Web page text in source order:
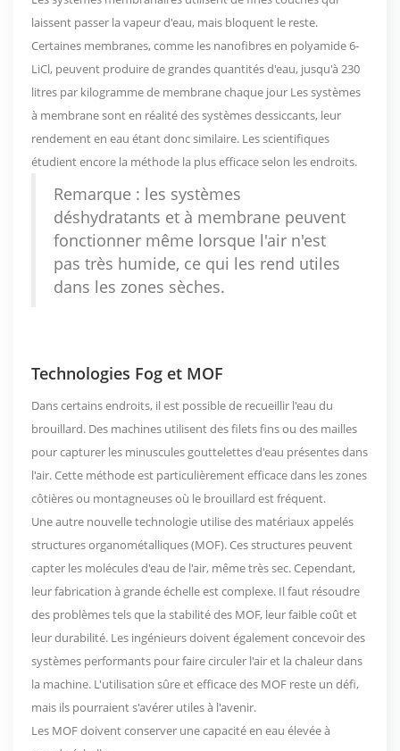
laissent passer la vapeur d'eau, mais bloquent le reste.
Certaines membranes, comme les nanofibres en polyamide 6-
LiCl, peuvent produire de grandes quantités d'eau, jusqu'à230
litres par kilogramme de membrane chaque jour Les systèmes
à membrane sont en réalité des systèmes dessiccants, leur
rendement en eau étant donc similaire. Les scientifiques
étudient encore la méthode la plus efficace selon les endroits.
Remarque : les systèmes
déshydratants et à membrane peuvent
fonctionner même lorsque l'air n'est
pas très humide, ce qui les rend utiles
dans les zones sèches.
Technologies Fog et MOF
Dans certains endroits, il est possible de recueillir l'eau du
brouillard. Des machines utilisent des filets fins ou des mailles
pour capturer les minuscules gouttelettes d'eau présentes dans
l'air. Cette méthode est particulièrement efficace dans les zones
côtières ou montagneuses où le brouillard est fréquent.
Une autre nouvelle technologie utilise des matériaux appelés
structures organométalliques (MOF). Ces structures peuvent
capter les molécules d'eau de l'air, même très sec. Cependant,
leur fabrication à grande échelle est complexe. Il faut résoudre
des problèmes tels que la stabilité des MOF, leur faible coût et
leur durabilité. Les ingénieurs doivent également concevoir des
systèmes performants pour faire circuler l'air et la chaleur dans
la machine. L'utilisation sûre et efficace des MOF reste un défi,
mais ils pourraient s'avérer utiles à l'avenir.
Les MOF doivent conserver une capacité en eau élevée à